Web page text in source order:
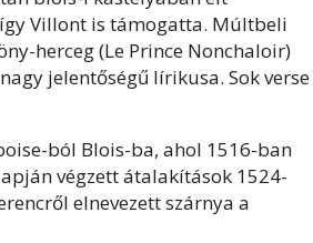
Villont is támogatta. Múltbeli
herceg (Le Prince Nonchaloir)
jelentőségű lírikusa. Sok verse
ból Blois-ba, ahol 1516-ban
végzett átalakítások 1524-
elnevezett szárnya a